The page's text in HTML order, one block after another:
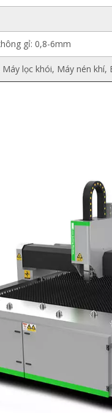
gỉ: 0,8-6mm
lọc khói, Máy nén khí,